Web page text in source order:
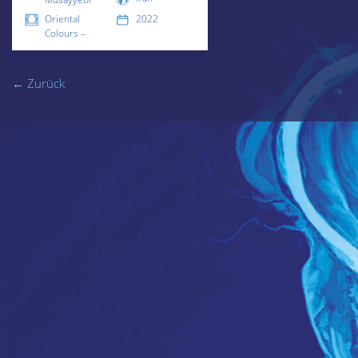
Oriental
Colours –
2022
← Zurück